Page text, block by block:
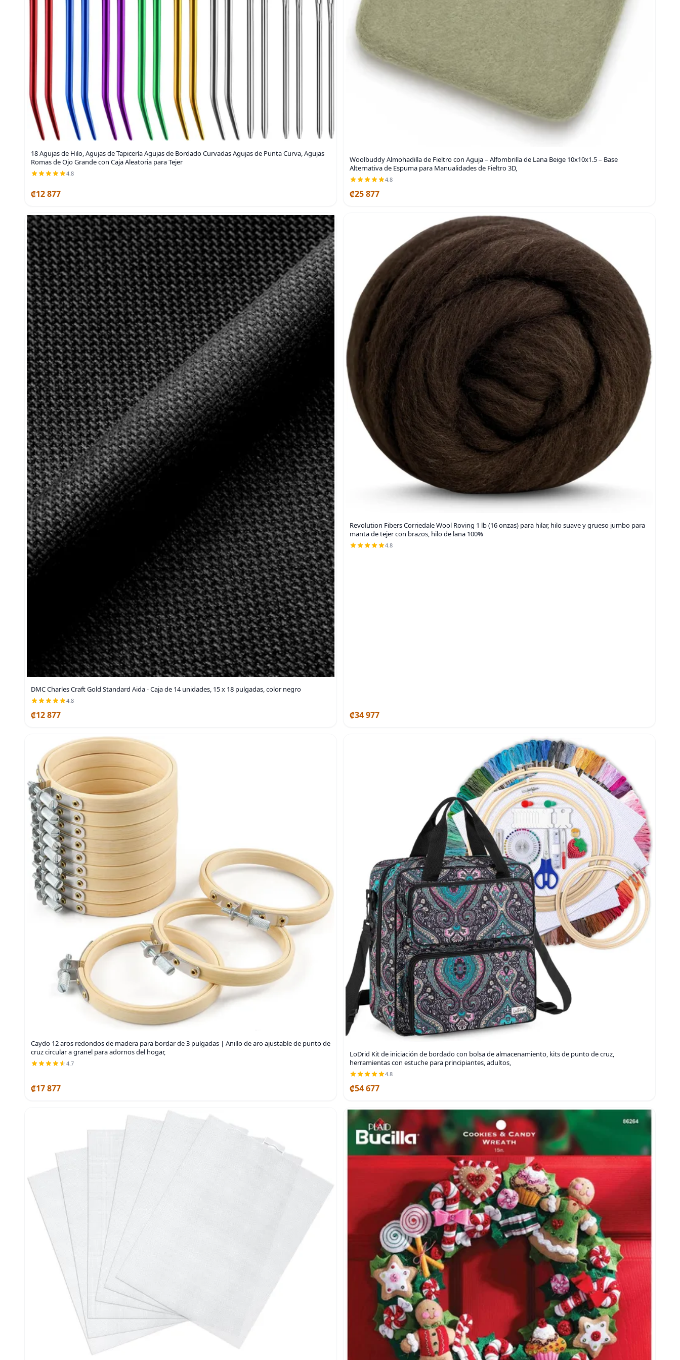
18 Agujas de Hilo, Agujas de Tapicería Agujas de Bordado Curvadas Agujas de Punta Curva, Agujas
Romas de Ojo Grande con Caja Aleatoria para Tejer
4.8
₡12 877
Woolbuddy Almohadilla de Fieltro con Aguja – Alfombrilla de Lana Beige 10x10x1.5 – Base
Alternativa de Espuma para Manualidades de Fieltro 3D,
4.8
₡25 877
DMC Charles Craft Gold Standard Aida - Caja de 14 unidades, 15 x 18 pulgadas, color negro
4.8
₡12 877
Revolution Fibers Corriedale Wool Roving 1 lb (16 onzas) para hilar, hilo suave y grueso jumbo para
manta de tejer con brazos, hilo de lana 100%
4.8
₡34 977
Caydo 12 aros redondos de madera para bordar de 3 pulgadas | Anillo de aro ajustable de punto de
cruz circular a granel para adornos del hogar,
4.7
₡17 877
LoDrid Kit de iniciación de bordado con bolsa de almacenamiento, kits de punto de cruz,
herramientas con estuche para principiantes, adultos,
4.8
₡54 677